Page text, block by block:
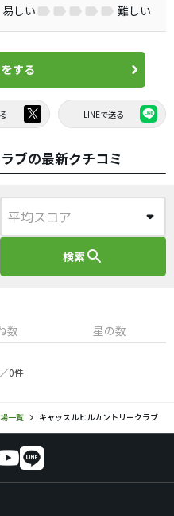
易しい 難しい
する
LINEで送る
ブの最新クチコミ
検索search
数 星の数
0件
一覧 キャッスルヒルカントリークラブ